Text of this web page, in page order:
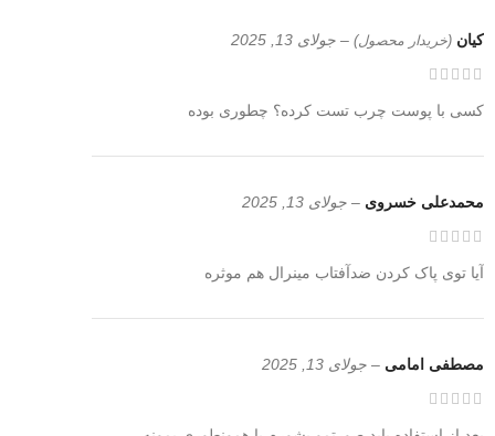
کیان (خریدار محصول) – جولای 13, 2025
کسی با پوست چرب تست کرده؟ چطوری بوده
محمدعلی خسروی – جولای 13, 2025
آیا توی پاک کردن ضدآفتاب مینرال هم موثره
مصطفی امامی – جولای 13, 2025